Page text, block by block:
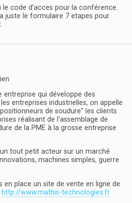
le code d’acces pour la conférence.
juste le formulaire 7 etapes pour
entreprise qui développe des
entreprises industrielles, on appelle
de soudure” les clients
réalisant de l’assemblage de
de la PME à la grosse entreprise
tout petit acteur sur un marché
machines simples, guerre
en place un site de vente en ligne de
http://www.mathis-technologies.fr